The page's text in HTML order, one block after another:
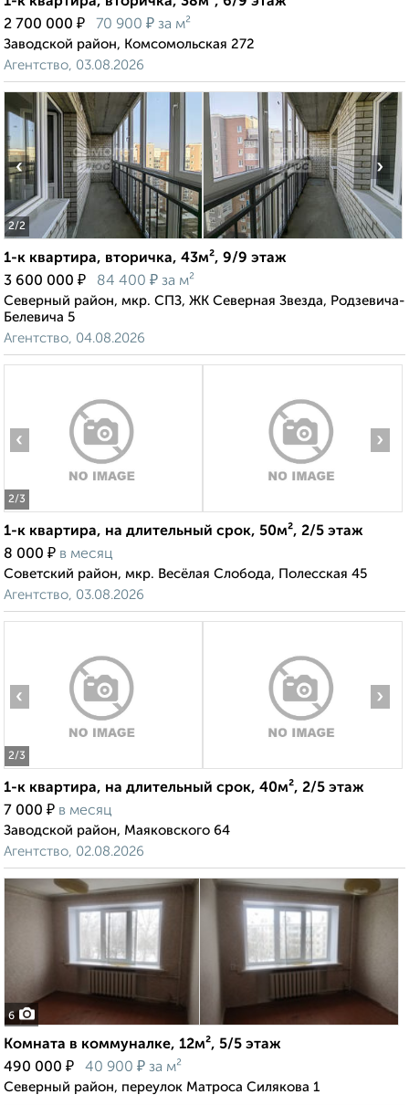
2 700 000 ₽ 70 900 ₽ за м²
Заводской район, Комсомольская 272
Агентство, 03.08.2026
2/2
‹ ›
1-к квартира, вторичка, 43м², 9/9 этаж
3 600 000 ₽ 84 400 ₽ за м²
Северный район, мкр. СПЗ, ЖК Северная Звезда, Родзевича-
Белевича 5
Агентство, 04.08.2026
2/3
‹ ›
1-к квартира, на длительный срок, 50м², 2/5 этаж
8 000 ₽ в месяц
Советский район, мкр. Весёлая Слобода, Полесская 45
Агентство, 03.08.2026
2/3
‹ ›
1-к квартира, на длительный срок, 40м², 2/5 этаж
7 000 ₽ в месяц
Заводской район, Маяковского 64
Агентство, 02.08.2026
6
Комната в коммуналке, 12м², 5/5 этаж
490 000 ₽ 40 900 ₽ за м²
Северный район, переулок Матроса Силякова 1